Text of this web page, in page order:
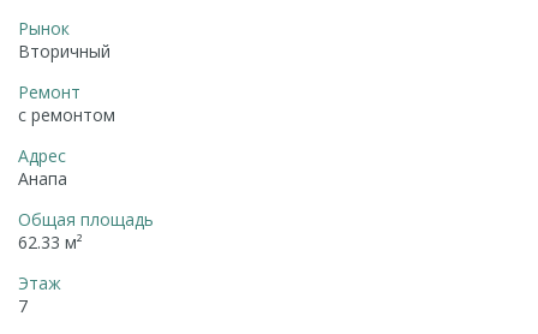
Рынок
Вторичный
Ремонт
с ремонтом
Адрес
Анапа
Общая площадь
62.33 м²
Этаж
7